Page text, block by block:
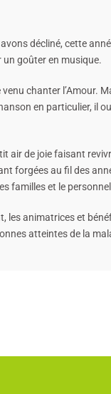
décliné, cette
goûter en musique.
chanter l’Amour.
en particulier, il
air de joie faisant
forgées au fil des
familles et le
les animatrices et
atteintes de la